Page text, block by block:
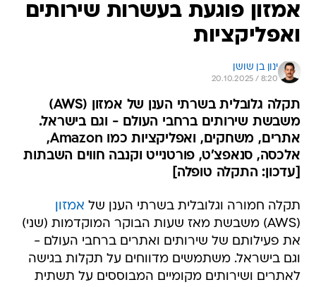
אמזון פוגעת בעשרות שירותים
ואפליקציות
ינון בן שושן
20.10.2025 / 8:20
תקלה גלובלית בשרתי הענן של אמזון (AWS)
משבשת שירותים ברחבי העולם - וגם בישראל.
אתרים, משחקים, ואפליקציות כמו Amazon,
אלכסה, סנאפצ'ט, פורטנייט וקנבה חווים השבתות
[עדכון: התקלה טופלה]
תקלה חמורה וגלובלית בשרתי הענן של אמזון
(AWS) משבשת מאז שעות הבוקר המוקדמות (שני)
את פעילותם של שירותים ואתרים ברחבי העולם -
וגם בישראל. משתמשים מדווחים על תקלות בגישה
לאתרים ושירותים מקומיים המבוססים על תשתית